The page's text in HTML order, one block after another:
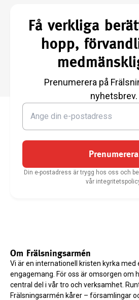
Få verkliga
hopp,
Prenumerera på
nyhetsbrev.
Prenumerera
Din e-postadress är trygg hos oss och
vår
Om Frälsningsarmén
Vi är en internationell kristen kyrka
engagemang. För oss är omsorgen om
central del i vår tro och verksamhet.
Frälsningsarmén kårer – församlingar